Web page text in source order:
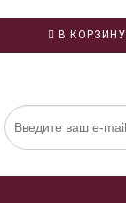
В КОРЗИНУ